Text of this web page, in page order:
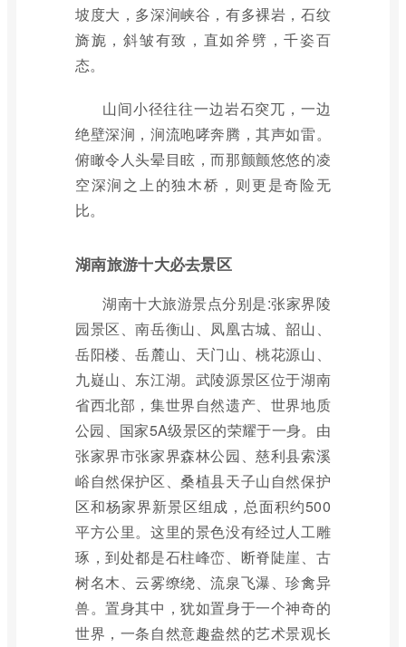
坡度大，多深涧峡谷，有多裸岩，石纹
旖旎，斜皱有致，直如斧劈，千姿百
态。
山间小径往往一边岩石突兀，一边
绝壁深涧，涧流咆哮奔腾，其声如雷。
俯瞰令人头晕目眩，而那颤颤悠悠的凌
空深涧之上的独木桥，则更是奇险无
比。
湖南旅游十大必去景区
湖南十大旅游景点分别是:张家界陵
园景区、南岳衡山、凤凰古城、韶山、
岳阳楼、岳麓山、天门山、桃花源山、
九嶷山、东江湖。武陵源景区位于湖南
省西北部，集世界自然遗产、世界地质
公园、国家5A级景区的荣耀于一身。由
张家界市张家界森林公园、慈利县索溪
峪自然保护区、桑植县天子山自然保护
区和杨家界新景区组成，总面积约500
平方公里。这里的景色没有经过人工雕
琢，到处都是石柱峰峦、断脊陡崖、古
树名木、云雾缭绕、流泉飞瀑、珍禽异
兽。置身其中，犹如置身于一个神奇的
世界，一条自然意趣盎然的艺术景观长